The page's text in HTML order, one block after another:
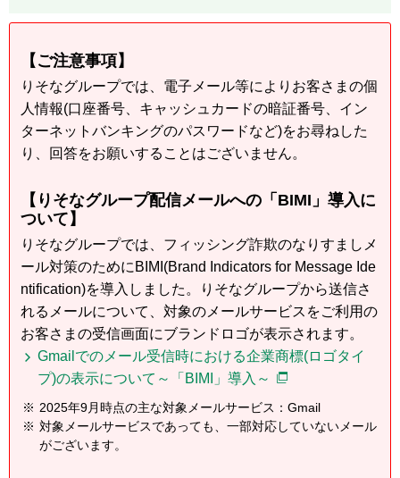
【ご注意事項】
りそなグループでは、電子メール等によりお客さまの個
人情報(口座番号、キャッシュカードの暗証番号、イン
ターネットバンキングのパスワードなど)をお尋ねした
り、回答をお願いすることはございません。
【りそなグループ配信メールへの「BIMI」導入に
ついて】
りそなグループでは、フィッシング詐欺のなりすましメ
ール対策のためにBIMI(Brand Indicators for Message Ide
ntification)を導入しました。りそなグループから送信さ
れるメールについて、対象のメールサービスをご利用の
お客さまの受信画面にブランドロゴが表示されます。
Gmailでのメール受信時における企業商標(ロゴタイ
プ)の表示について～「BIMI」導入～
※ 2025年9月時点の主な対象メールサービス：Gmail
※ 対象メールサービスであっても、一部対応していないメール
がございます。